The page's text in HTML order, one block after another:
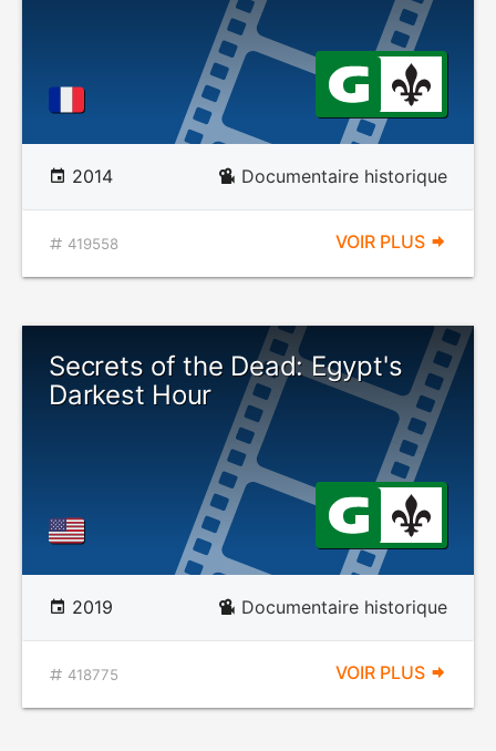
2014 Documentaire historique
419558 VOIR PLUS
Secrets of the Dead: Egypt's
Darkest Hour
2019 Documentaire historique
418775 VOIR PLUS